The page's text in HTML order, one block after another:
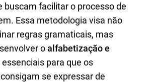
buscam facilitar o processo de
Essa metodologia visa não
regras gramaticais, mas
oalfabetização e
essenciais para que os
se expressar de